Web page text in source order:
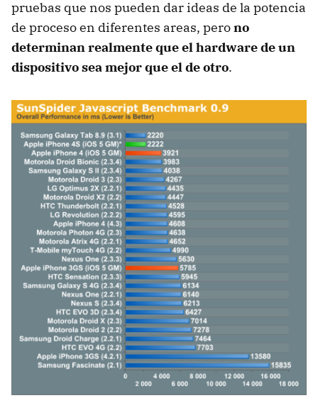
pruebas que nos pueden dar ideas de la potencia
de proceso en diferentes areas, perono
determinan realmente que el hardware de un
dispositivo sea mejor que el de otro.